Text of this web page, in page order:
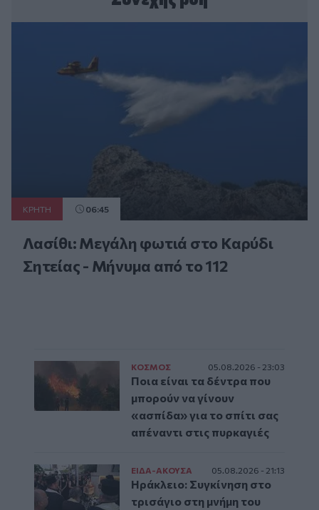
ΚΡΗΤΗ 06:45
Λασίθι: Μεγάλη φωτιά στο Καρύδι
Σητείας - Μήνυμα από το 112
ΚΟΣΜΟΣ 05.08.2026 - 23:03
Ποια είναι τα δέντρα που
μπορούν να γίνουν
«ασπίδα» για το σπίτι σας
απέναντι στις πυρκαγιές
ΕΙΔΑ-ΑΚΟΥΣΑ 05.08.2026 - 21:13
Ηράκλειο: Συγκίνηση στο
τρισάγιο στη μνήμη του